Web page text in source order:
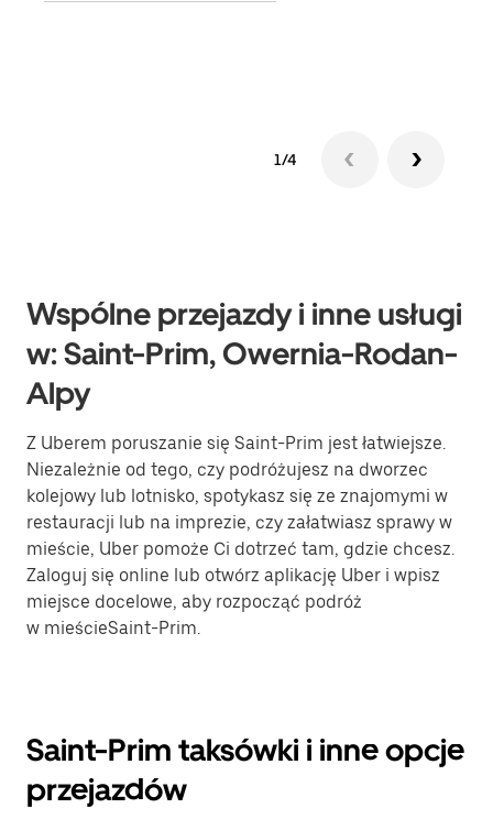
1/4
Wspólne przejazdy i inne usługi
w: Saint-Prim, Owernia-Rodan-
Alpy
Z Uberem poruszanie się Saint-Prim jest łatwiejsze.
Niezależnie od tego, czy podróżujesz na dworzec
kolejowy lub lotnisko, spotykasz się ze znajomymi w
restauracji lub na imprezie, czy załatwiasz sprawy w
mieście, Uber pomoże Ci dotrzeć tam, gdzie chcesz.
Zaloguj się online lub otwórz aplikację Uber i wpisz
miejsce docelowe, aby rozpocząć podróż
w mieścieSaint-Prim.
Saint-Prim taksówki i inne opcje
przejazdów